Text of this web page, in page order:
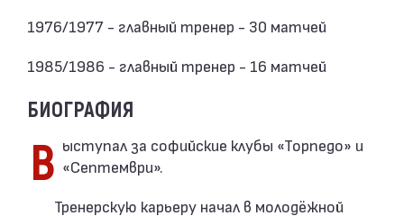
1976/1977 - главный тренер - 30 матчей
1985/1986 - главный тренер - 16 матчей
БИОГРАФИЯ
Выступал за софийские клубы «Торпедо» и «Септември».
Тренерскую карьеру начал в молодёжной